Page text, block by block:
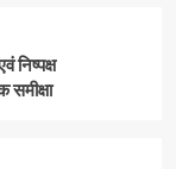
निष्पक्ष